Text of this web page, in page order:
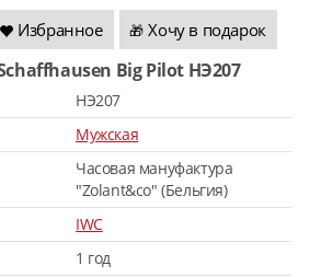
Избранное 🎁 Хочу в подарок
Schaffhausen Big Pilot HЭ207
HЭ207
Мужская
Часовая мануфактура
"Zolant&co" (Бельгия)
IWC
1 год